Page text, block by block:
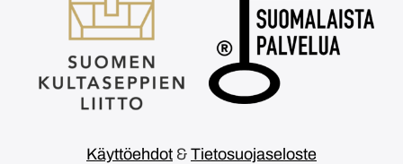
Käyttöehdot & Tietosuojaseloste